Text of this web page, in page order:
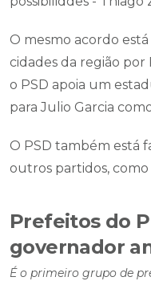
O mesmo acordo
cidades da região por
o PSD apoia um
para Julio Garcia
O PSD também está
outros partidos, como
Prefeitos do
governador
É o primeiro grupo de